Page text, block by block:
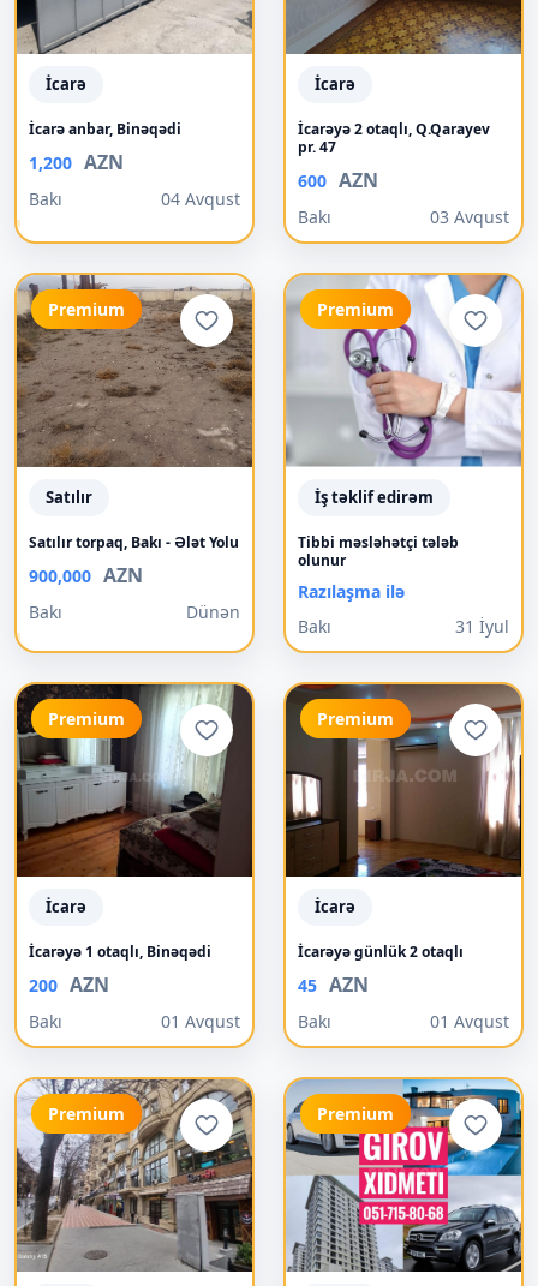
İcarə
İcarə anbar, Binəqədi
1,200 AZN
Bakı 04 Avqust
İcarə
İcarəyə 2 otaqlı, Q.Qarayev
pr. 47
600 AZN
Bakı 03 Avqust
Premium
Satılır
Satılır torpaq, Bakı - Ələt Yolu
900,000 AZN
Bakı Dünən
Premium
İş təklif edirəm
Tibbi məsləhətçi tələb
olunur
Razılaşma ilə
Bakı
31 İyul
Premium
İcarə
İcarəyə 1 otaqlı, Binəqədi
200 AZN
Bakı 01 Avqust
Premium
İcarə
İcarəyə günlük 2 otaqlı
45 AZN
Bakı 01 Avqust
Premium Premium